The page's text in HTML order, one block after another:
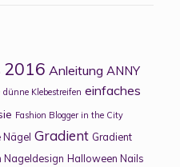
2016 Anleitung ANNY
dünne Klebestreifen einfaches
Fashion Blogger in the City
Nägel Gradient Gradient
Nageldesign Halloween Nails